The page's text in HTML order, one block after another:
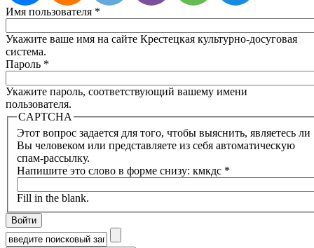
Имя пользователя *
Укажите ваше имя на сайте Крестецкая культурно-досуговая
система.
Пароль *
Укажите пароль, соответствующий вашему имени
пользователя.
CAPTCHA
Этот вопрос задается для того, чтобы выяснить, являетесь ли
Вы человеком или представляете из себя автоматическую
спам-рассылку.
Напишите это слово в форме снизу: кмкдс *
Fill in the blank.